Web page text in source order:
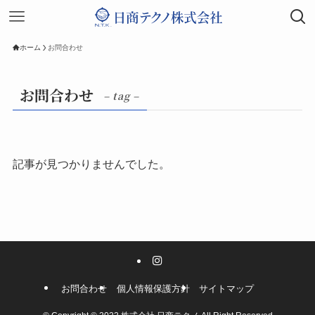
ホーム お問合わせ
お問合わせ – tag –
記事が見つかりませんでした。
お問合わせ 個人情報保護方針 サイトマップ